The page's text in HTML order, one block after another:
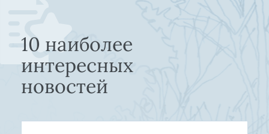
10 наиболее
интересных
новостей